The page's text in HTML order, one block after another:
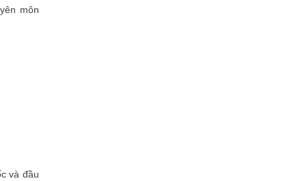
môn
và đầu